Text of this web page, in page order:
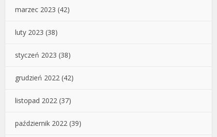
marzec 2023 (42)
luty 2023 (38)
styczeń 2023 (38)
grudzień 2022 (42)
listopad 2022 (37)
październik 2022 (39)